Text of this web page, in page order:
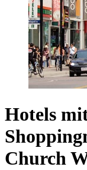
Hotels
Church